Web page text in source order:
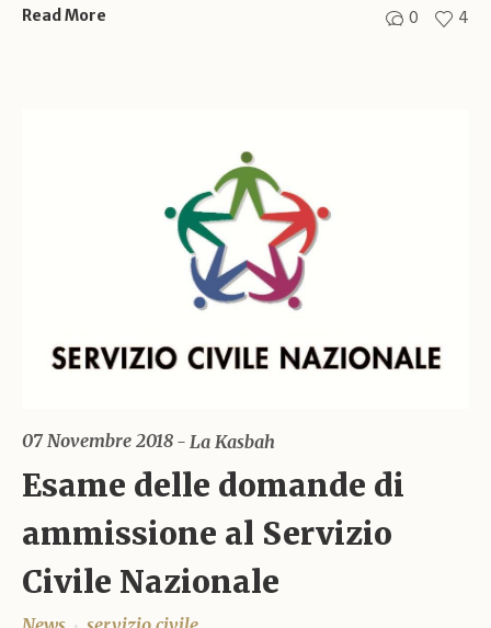
0 4
Read More
07 Novembre 2018 La Kasbah
Esame delle domande di
ammissione al Servizio
Civile Nazionale